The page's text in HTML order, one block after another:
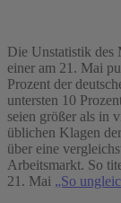
Die Unstatistik des
einer am 21. Mai
Prozent der
untersten 10
seien größer als in
üblichen Klagen
über eine
Arbeitsmarkt. So
21. Mai „So